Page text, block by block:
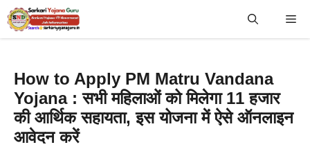
Skip
to
How to Apply PM Matru Vandana
Yojana : सभी महिलाओं को मिलेगा 11 हजार
की आर्थिक सहायता, इस योजना में ऐसे ऑनलाइन
आवेदन करें